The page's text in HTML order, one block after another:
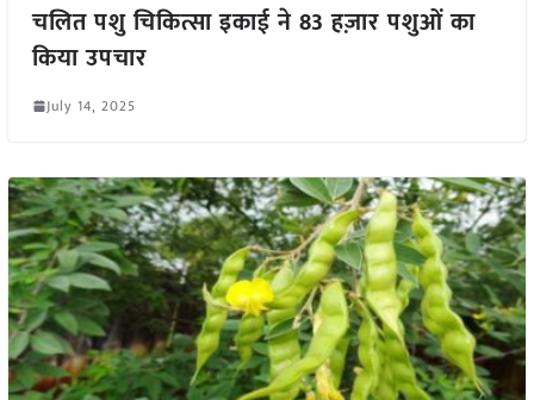
चलित पशु चिकित्सा इकाई ने 83 हज़ार पशुओं का
किया उपचार
July 14, 2025